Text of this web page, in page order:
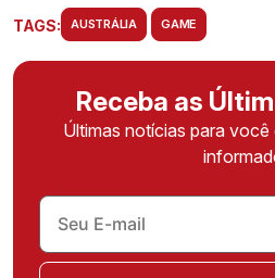
TAGS: AUSTRÁLIA GAME
Receba as
Últimas notícias para